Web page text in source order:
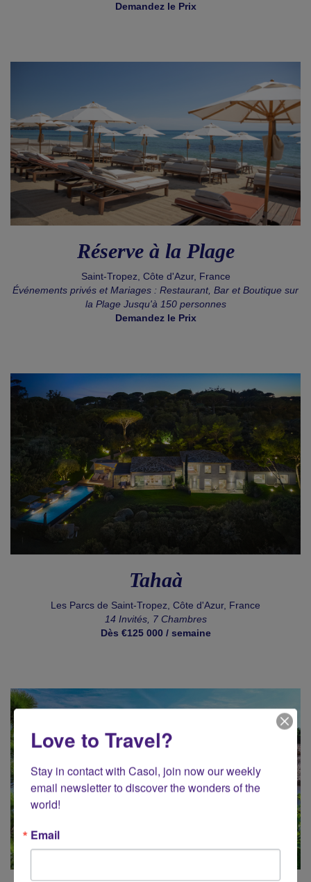
Demandez le Prix
Réserve à la Plage
Saint-Tropez, Côte d'Azur, France
Événements privés et Mariages : Restaurant, Bar et Boutique sur
la Plage Jusqu'à 150 personnes
Demandez le Prix
Tahaà
Les Parcs de Saint-Tropez, Côte d'Azur, France
14 Invités, 7 Chambres
Dès €125 000 / semaine
Love to Travel?
Stay in contact with Casol, join now our weekly
email newsletter to discover the wonders of the
world!
Email